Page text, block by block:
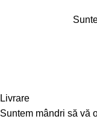
Livrare
Suntem mândri să vă